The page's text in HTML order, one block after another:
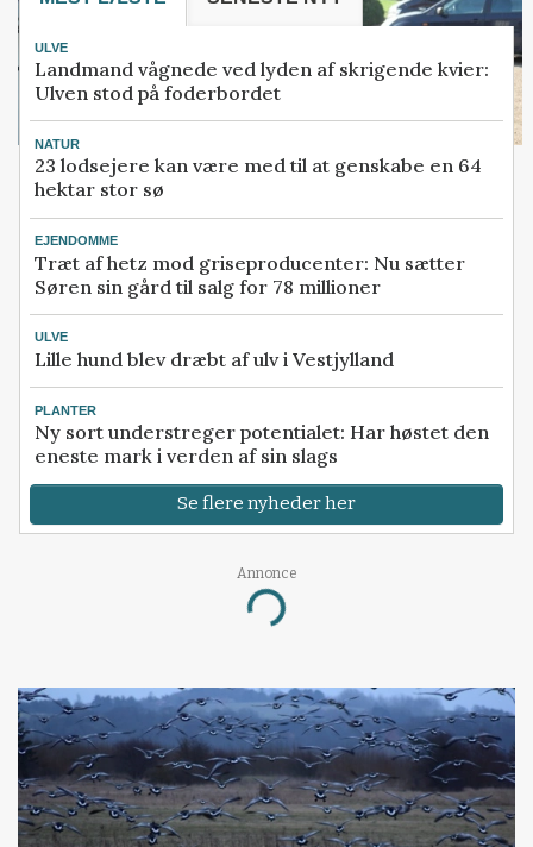
ULVE
Landmand vågnede ved lyden af skrigende kvier:
Ulven stod på foderbordet
NATUR
23 lodsejere kan være med til at genskabe en 64
hektar stor sø
EJENDOMME
Træt af hetz mod griseproducenter: Nu sætter
Søren sin gård til salg for 78 millioner
ULVE
Lille hund blev dræbt af ulv i Vestjylland
PLANTER
Ny sort understreger potentialet: Har høstet den
eneste mark i verden af sin slags
Se flere nyheder her
Annonce
Loading...